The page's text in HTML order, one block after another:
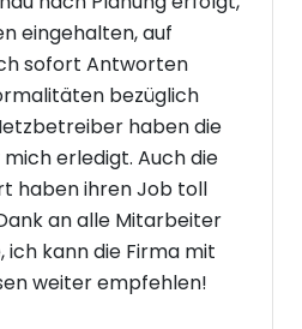
eingehalten, auf
sofort Antworten
bezüglich
haben die
erledigt. Auch die
haben ihren Job toll
an alle Mitarbeiter
ich kann die Firma mit
weiter empfehlen!